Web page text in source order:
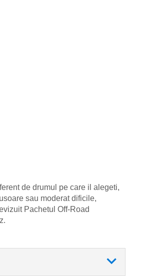
de drumul pe care il alegeti,
sau moderat dificile,
Pachetul Off-Road